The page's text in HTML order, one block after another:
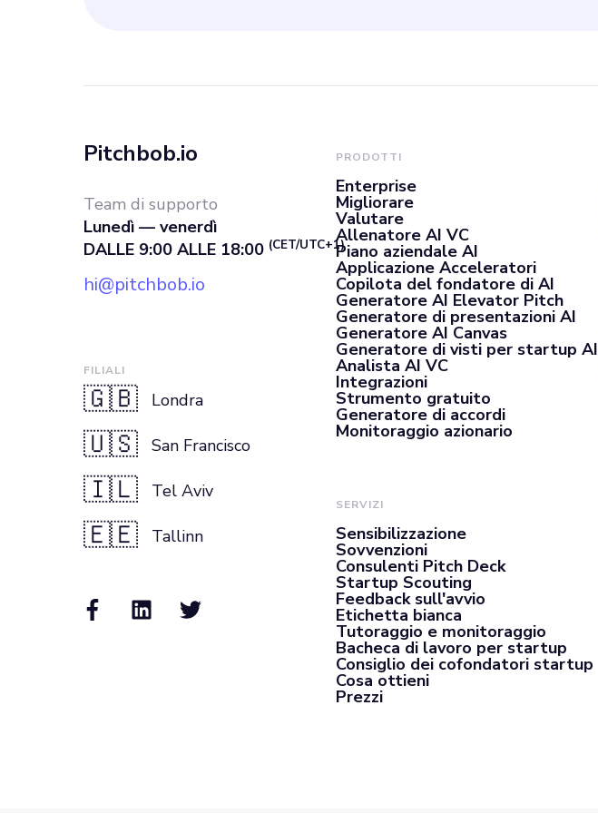
Pitchbob.io
Team di supporto
Lunedì — venerdì
DALLE 9:00 ALLE 18:00 (CET/UTC+1)
hi@pitchbob.io
FILIALI
🇬🇧 Londra
🇺🇸 San Francisco
🇮🇱 Tel Aviv
🇪🇪 Tallinn
PRODOTTI
Enterprise
Migliorare
Valutare
Allenatore AI VC
Piano aziendale AI
Applicazione Acceleratori
Copilota del fondatore di AI
Generatore AI Elevator Pitch
Generatore di presentazioni AI
Generatore AI Canvas
Generatore di visti per startup AI
Analista AI VC
Integrazioni
Strumento gratuito
Generatore di accordi
Monitoraggio azionario
SERVIZI
Sensibilizzazione
Sovvenzioni
Consulenti Pitch Deck
Startup Scouting
Feedback sull'avvio
Etichetta bianca
Tutoraggio e monitoraggio
Bacheca di lavoro per startup
Consiglio dei cofondatori startup
Cosa ottieni
Prezzi